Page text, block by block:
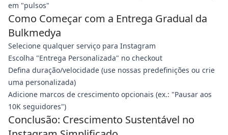
em "pulsos"
Como Começar com a Entrega Gradual da
Bulkmedya
Selecione qualquer serviço para Instagram
Escolha "Entrega Personalizada" no checkout
Defina duração/velocidade (use nossas predefinições ou crie
uma personalizada)
Adicione marcos de crescimento opcionais (ex.: "Pausar aos
10K seguidores")
Conclusão: Crescimento Sustentável no